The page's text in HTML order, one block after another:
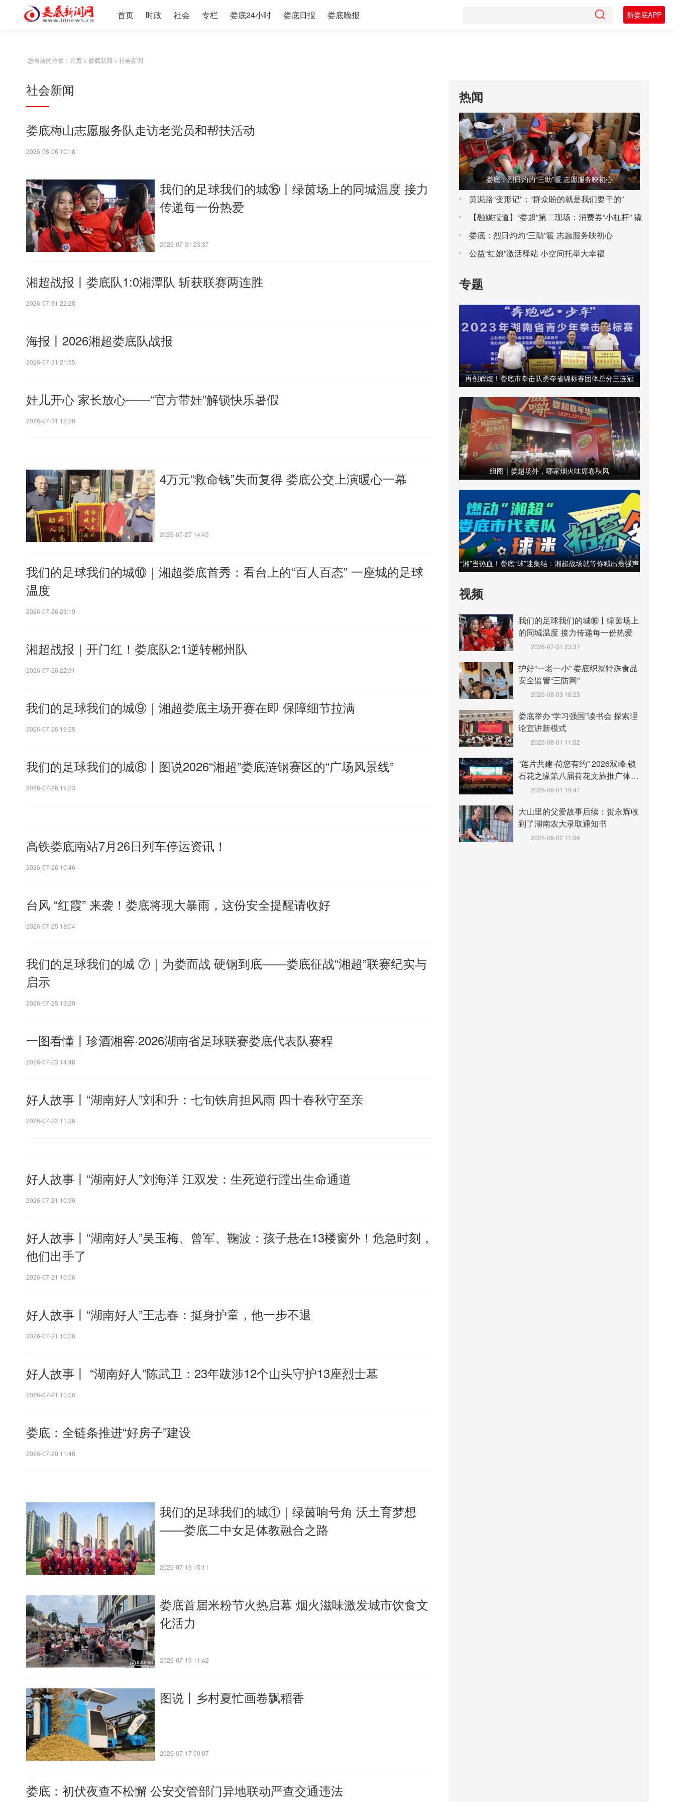
首页 时政 社会 专栏 娄底24小时 娄底日报 娄底晚报 新娄底APP
您当前的位置： 首页 > 娄底新闻 > 社会新闻
社会新闻
娄底梅山志愿服务队走访老党员和帮扶活动
2026-08-06 10:18
我们的足球我们的城⑯丨绿茵场上的同城温度 接力
传递每一份热爱
2026-07-31 23:37
湘超战报丨娄底队1:0湘潭队 斩获联赛两连胜
2026-07-31 22:28
海报丨2026湘超娄底队战报
2026-07-31 21:55
娃儿开心 家长放心——“官方带娃”解锁快乐暑假
2026-07-31 12:28
4万元“救命钱”失而复得 娄底公交上演暖心一幕
2026-07-27 14:45
我们的足球我们的城⑩｜湘超娄底首秀：看台上的“百人百态” 一座城的足球
温度
2026-07-26 23:19
湘超战报｜开门红！娄底队2:1逆转郴州队
2026-07-26 22:31
我们的足球我们的城⑨｜湘超娄底主场开赛在即 保障细节拉满
2026-07-26 19:25
我们的足球我们的城⑧丨图说2026“湘超”娄底涟钢赛区的“广场风景线”
2026-07-26 19:23
高铁娄底南站7月26日列车停运资讯！
2026-07-26 10:46
台风 “红霞” 来袭！娄底将现大暴雨，这份安全提醒请收好
2026-07-25 18:04
我们的足球我们的城 ⑦｜为娄而战 硬钢到底——娄底征战“湘超”联赛纪实与
启示
2026-07-25 13:20
一图看懂丨珍酒湘窖·2026湖南省足球联赛娄底代表队赛程
2026-07-23 14:48
好人故事丨“湖南好人”刘和升：七旬铁肩担风雨 四十春秋守至亲
2026-07-22 11:36
好人故事丨“湖南好人”刘海洋 江双发：生死逆行蹚出生命通道
2026-07-21 10:36
好人故事丨“湖南好人”吴玉梅、曾军、鞠波：孩子悬在13楼窗外！危急时刻，
他们出手了
2026-07-21 10:06
好人故事丨“湖南好人”王志春：挺身护童，他一步不退
2026-07-21 10:06
好人故事丨 “湖南好人”陈武卫：23年跋涉12个山头守护13座烈士墓
2026-07-21 10:06
娄底：全链条推进“好房子”建设
2026-07-20 11:48
我们的足球我们的城①｜绿茵响号角 沃土育梦想
——娄底二中女足体教融合之路
2026-07-19 15:11
娄底首届米粉节火热启幕 烟火滋味激发城市饮食文
化活力
2026-07-19 11:42
图说丨乡村夏忙画卷飘稻香
2026-07-17 09:07
娄底：初伏夜查不松懈 公安交管部门异地联动严查交通违法
热闻
娄底：烈日灼灼“三助”暖 志愿服务映初心
黄泥路“变形记”：“群众盼的就是我们要干的”
【融媒报道】“娄超”第二现场：消费券“小杠杆” 撬
动夜间消费大市场
娄底：烈日灼灼“三助”暖 志愿服务映初心
公益“红娘”激活驿站 小空间托举大幸福
专题
再创辉煌！娄底市拳击队勇夺省锦标赛团体总分三连冠
组图｜娄超场外，哪家烟火味席卷秋风
“湘”当热血！娄底“球”迷集结：湘超战场就等你喊出最强声
视频
我们的足球我们的城⑯丨绿茵场上
的同城温度 接力传递每一份热爱
2026-07-31 23:37
护好“一老一小” 娄底织就特殊食品
安全监管“三防网”
2026-08-03 16:25
娄底举办“学习强国”读书会 探索理
论宣讲新模式
2026-08-01 11:52
“莲片共建·荷您有约” 2026双峰·锁
石花之缘第八届荷花文旅推广体验
月盛大开幕
2026-08-01 19:47
大山里的父爱故事后续：贺永辉收
到了湖南农大录取通知书
2026-08-02 11:56